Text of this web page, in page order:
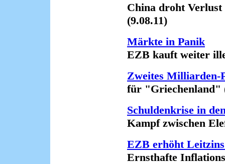
China droht Verlust
(9.08.11)
Märkte in Panik
EZB kauft weiter
Zweites Milliarden-
für "Griechenland"
Schuldenkrise in
Kampf zwischen
EZB erhöht
Ernsthafte Inflations-